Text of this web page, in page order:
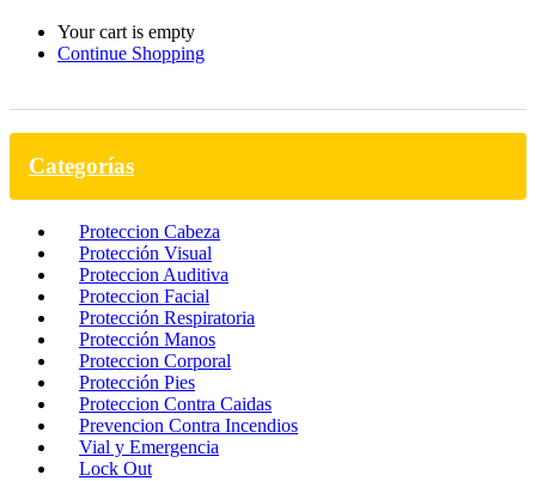
Your cart is empty
Continue Shopping
Categorías
Proteccion Cabeza
Protección Visual
Proteccion Auditiva
Proteccion Facial
Protección Respiratoria
Protección Manos
Proteccion Corporal
Protección Pies
Proteccion Contra Caidas
Prevencion Contra Incendios
Vial y Emergencia
Lock Out